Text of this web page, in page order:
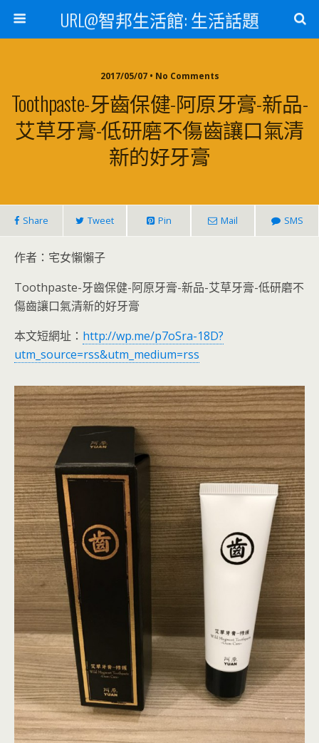
URL@智邦生活館: 生活話題
2017/05/07 • No Comments
Toothpaste-牙齒保健-阿原牙膏-新品-
艾草牙膏-低研磨不傷齒讓口氣清
新的好牙膏
Share Tweet Pin Mail SMS
作者：宅女懶懶子
Toothpaste-牙齒保健-阿原牙膏-新品-艾草牙膏-低研磨不
傷齒讓口氣清新的好牙膏
本文短網址： http://wp.me/p7oSra-18D?
utm_source=rss&utm_medium=rss